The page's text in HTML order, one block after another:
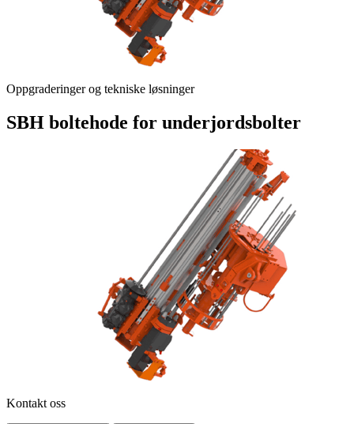
Oppgraderinger og tekniske løsninger
SBH boltehode for underjordsbolter
Kontakt oss